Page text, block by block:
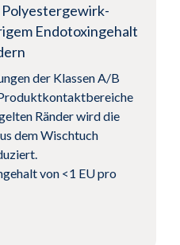
Endotoxingehalt
der Klassen A/B
Ränder wird die
dem Wischtuch
von <1 EU pro